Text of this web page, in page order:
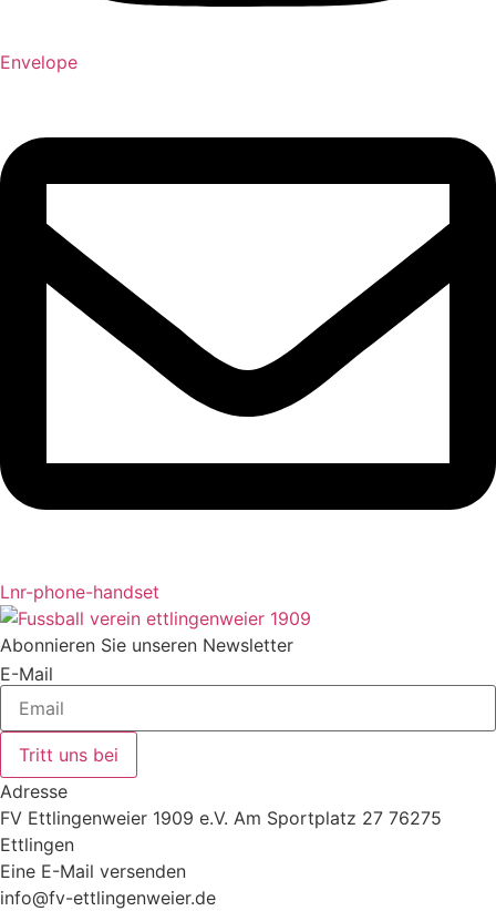
Envelope
Lnr-phone-handset
Abonnieren Sie unseren Newsletter
E-Mail
Tritt uns bei
Adresse
FV Ettlingenweier 1909 e.V. Am Sportplatz 27 76275
Ettlingen
Eine E-Mail versenden
info@fv-ettlingenweier.de